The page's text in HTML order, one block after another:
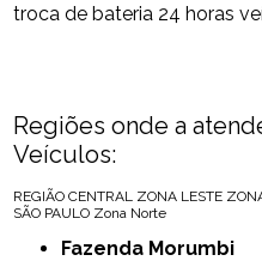
troca de bateria 24 horas
Regiões onde a
Veículos:
REGIÃO CENTRAL ZONA LESTE
SÃO PAULO Zona Norte
Fazenda Morumbi